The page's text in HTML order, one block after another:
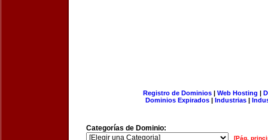
Registro de Dominios| Web Hosting |
Dominios Expirados | Industrias |
Categorías de Dominio:
[Pág.